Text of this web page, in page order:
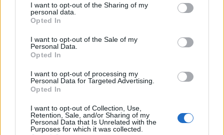
I want to opt-out of the Sharing of my
personal data.
Opted In
I want to opt-out of the Sale of my
Personal Data.
Opted In
I want to opt-out of processing my
Personal Data for Targeted Advertising.
Opted In
I want to opt-out of Collection, Use,
Retention, Sale, and/or Sharing of my
Personal Data that Is Unrelated with the
Purposes for which it was collected.
2028
18η συνεχόμενη χρονιά για τον ΟΤΕ στη διεθνή σειρά δεικτών
FTSE4Good
Alpha Bank: Για πρώτη φορά το Αρχαίο Θέατρο Επιδαύρου άνοιξε τις